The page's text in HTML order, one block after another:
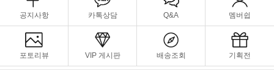
공지사항 카톡상담 Q&A 멤버쉽
포토리뷰 VIP 게시판 배송조회 기획전